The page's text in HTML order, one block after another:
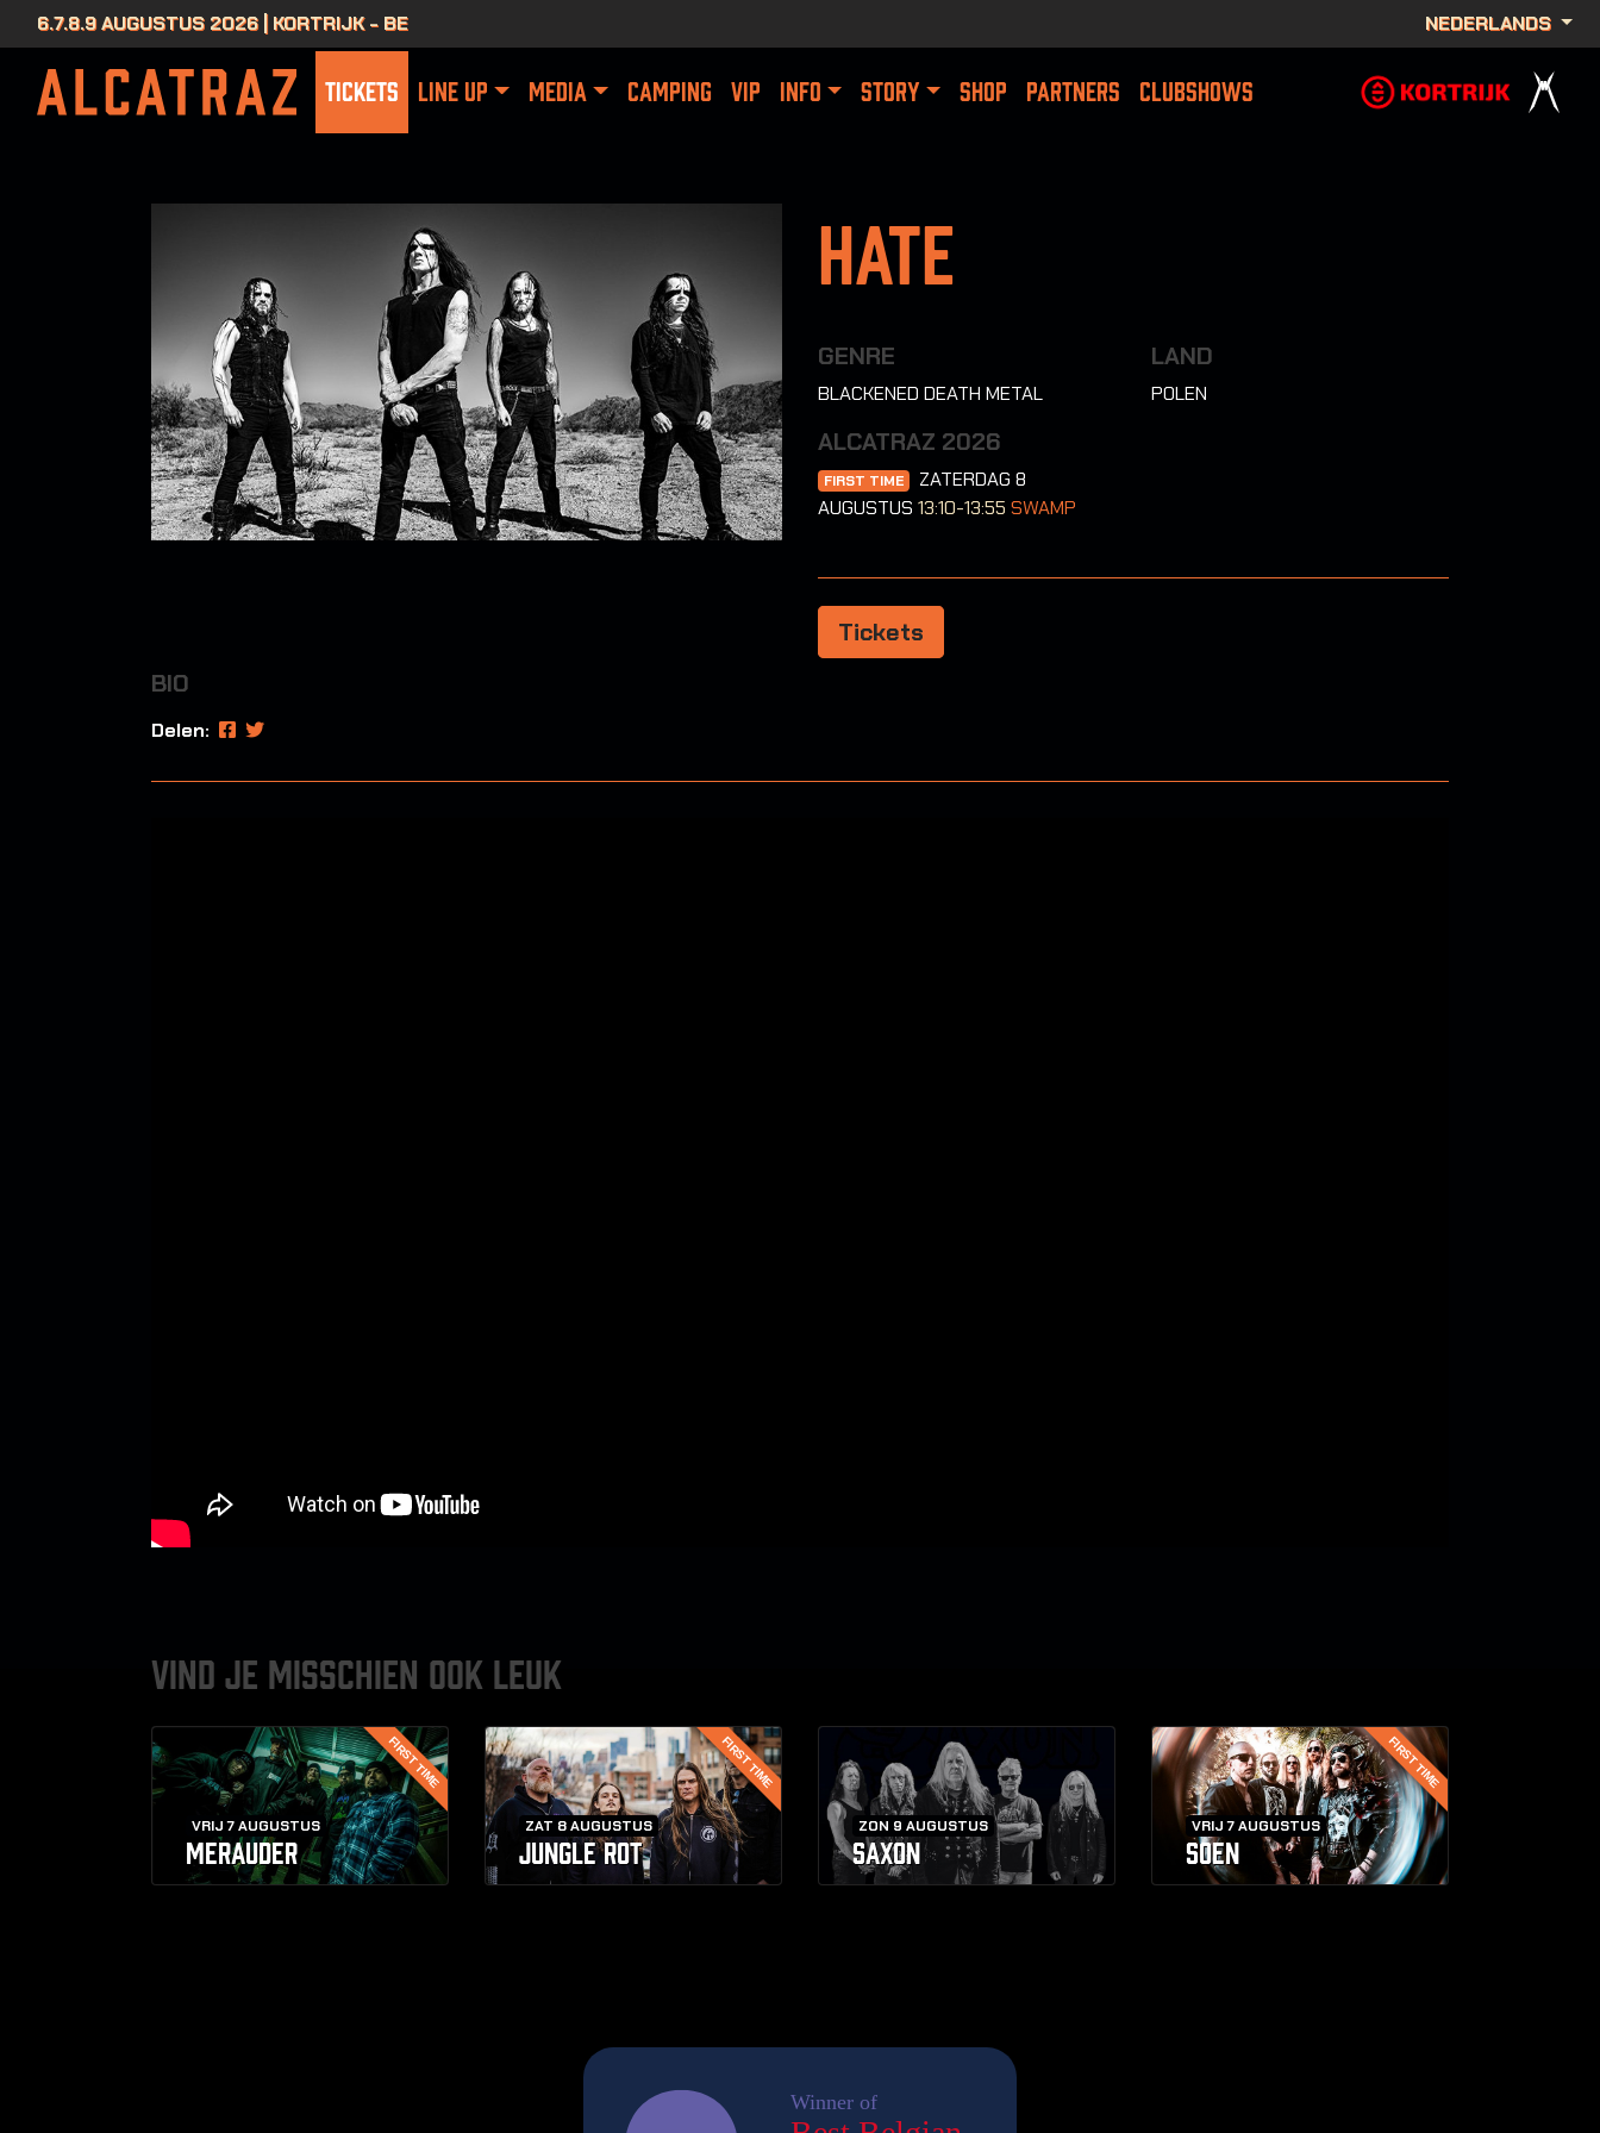
6.7.8.9 AUGUSTUS 2026 | KORTRIJK - BE NEDERLANDS
TICKETS LINE UP MEDIA CAMPING VIP INFO STORY SHOP PARTNERS CLUBSHOWS
Hate
GENRE
BLACKENED DEATH METAL
LAND
POLEN
ALCATRAZ 2026
FIRST TIME
ZATERDAG 8
AUGUSTUS 13:10-13:55 SWAMP
Tickets
BIO
Delen:
VIND JE MISSCHIEN OOK LEUK
FIRST TIME
VRIJ 7 AUGUSTUS
MERAUDER
FIRST TIME
ZAT 8 AUGUSTUS
JUNGLE ROT
ZON 9 AUGUSTUS
SAXON
FIRST TIME
VRIJ 7 AUGUSTUS
SOEN